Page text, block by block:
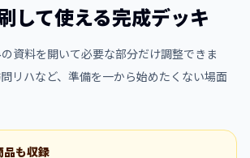
して使える完成デッキ
資料を開いて必要な部分だけ調整できま
リハなど、準備を一から始めたくない場面
品も収録